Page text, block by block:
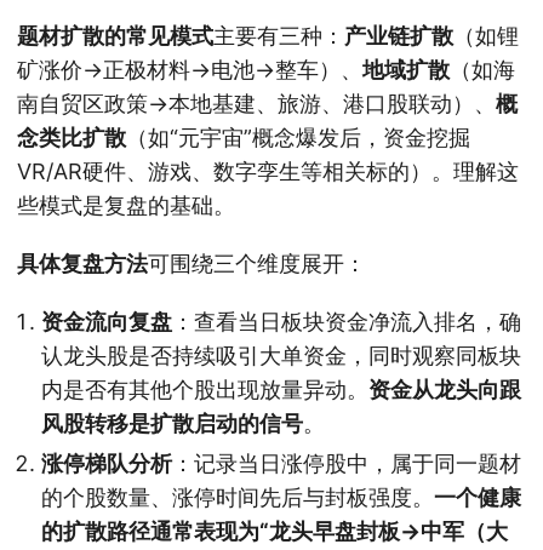
题材扩散的常见模式主要有三种： 产业链扩散 （如锂
矿涨价→正极材料→电池→整车）、地域扩散 （如海
南自贸区政策→本地基建、旅游、港口股联动）、 概
念类比扩散 （如“元宇宙”概念爆发后，资金挖掘
VR/AR硬件、游戏、数字孪生等相关标的）。理解这
些模式是复盘的基础。
具体复盘方法可围绕三个维度展开：
资金流向复盘 ：查看当日板块资金净流入排名，确
认龙头股是否持续吸引大单资金，同时观察同板块
内是否有其他个股出现放量异动。 资金从龙头向跟
风股转移是扩散启动的信号。
涨停梯队分析：记录当日涨停股中，属于同一题材
的个股数量、涨停时间先后与封板强度。 一个健康
的扩散路径通常表现为“龙头早盘封板→中军（大